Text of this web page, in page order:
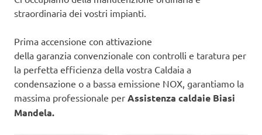
straordinaria dei vostri impianti.
Prima accensione con attivazione
della garanzia convenzionale con controlli e taratura per
la perfetta efficienza della vostra Caldaia a
condensazione o a bassa emissione NOX, garantiamo la
massima professionale per Assistenza caldaie Biasi
Mandela.